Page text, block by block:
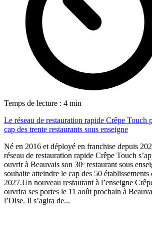
Temps de lecture : 4 min
Le réseau de restauration rapide Crêpe Touch
cap des trente restaurants sous enseigne
Né en 2016 et déployé en franchise depuis
réseau de restauration rapide Crêpe Touch
ouvrir à Beauvais son 30ᵉ restaurant sous
souhaite atteindre le cap des 50 établissements
2027.Un nouveau restaurant à l’enseigne
ouvrira ses portes le 11 août prochain à
l’Oise. Il s’agira de...